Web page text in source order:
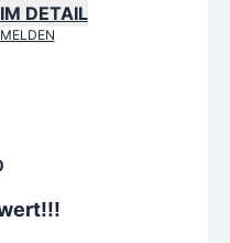
DETAIL